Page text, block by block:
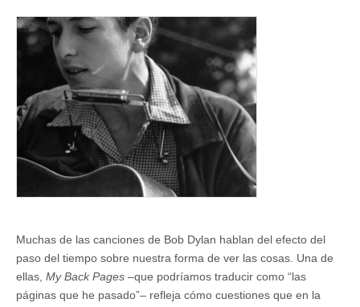
Muchas de las canciones de Bob Dylan hablan del efecto del
paso del tiempo sobre nuestra forma de ver las cosas. Una de
ellas, My Back Pages –que podríamos traducir como “las
páginas que he pasado”– refleja cómo cuestiones que en la